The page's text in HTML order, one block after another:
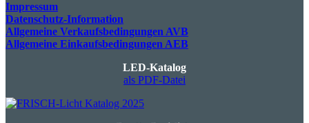
Impressum
Datenschutz-Information
Allgemeine Verkaufsbedingungen AVB
Allgemeine Einkaufsbedingungen AEB
LED-Katalog
als PDF-Datei